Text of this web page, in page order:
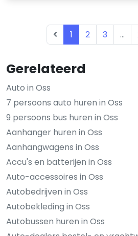
Gerelateerd
Auto in Oss
7 persoons auto huren in Oss
9 persoons bus huren in Oss
Aanhanger huren in Oss
Aanhangwagens in Oss
Accu's en batterijen in Oss
Auto-accessoires in Oss
Autobedrijven in Oss
Autobekleding in Oss
Autobussen huren in Oss
1 2 3 ...